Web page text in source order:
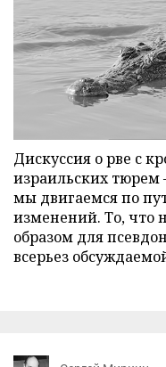
Дискуссия о рве с
израильских тюрем
мы двигаемся по
изменений. То, что
образом для
всерьез